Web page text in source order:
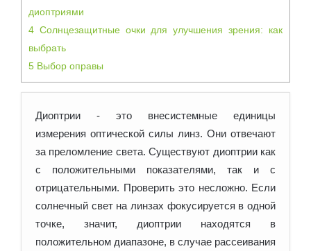
диоптриями
4 Солнцезащитные очки для улучшения зрения: как
выбрать
5 Выбор оправы
Диоптрии - это внесистемные единицы
измерения оптической силы линз. Они отвечают
за преломление света. Существуют диоптрии как
с положительными показателями, так и с
отрицательными. Проверить это несложно. Если
солнечный свет на линзах фокусируется в одной
точке, значит, диоптрии находятся в
положительном диапазоне, в случае рассеивания